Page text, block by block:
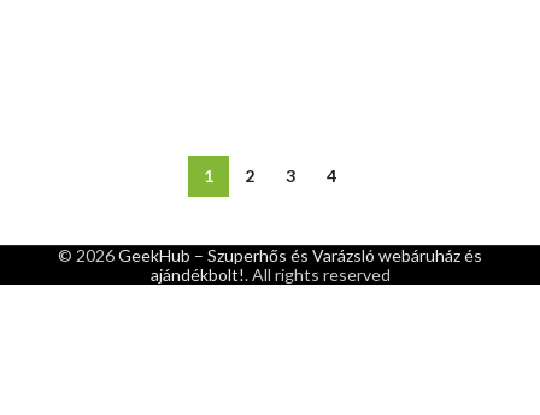
1 2 3 4
© 2026GeekHub – Szuperhős és Varázsló webáruház és
ajándékbolt!. All rights reserved